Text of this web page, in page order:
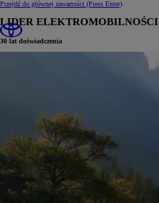
Przejdź do głównej zawartości (Press Enter)
LIDER ELEKTROMOBILNOŚCI
30 lat doświadczenia